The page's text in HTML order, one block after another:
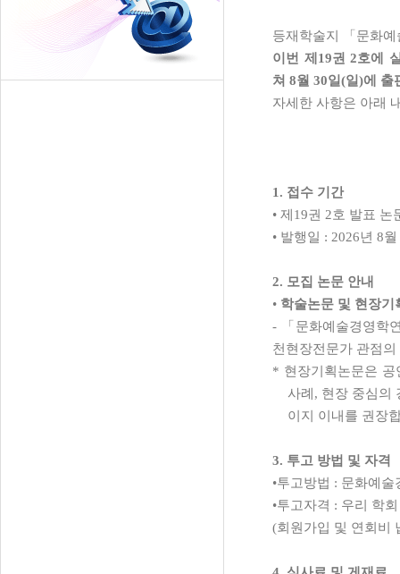
등재학술지 「 문화예
이번 제 19권2호에
쳐 8월 30일(일)에 출
자세한 사항은 아래
1. 접수 기간
• 제 19권 2호 발표 논
• 발행일 : 2026년 8월
2. 모집 논문 안내
• 학술논문 및 현장기
- 「 문화예술경영학
천현장전문가 관점
* 현장기획논문은 공
사례 , 현장 중심의
이지 이내를 권장
3. 투고 방법 및 자격
•투고방법 : 문화예술
•투고자격 : 우리 학
(회원가입 및 연회비